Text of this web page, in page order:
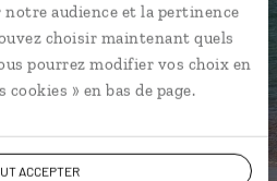
audience et la pertinence
choisir maintenant quels
pourrez modifier vos choix en
» en bas de page.
ACCEPTER
interlocuteur avant,
voyage.
UN DEVIS